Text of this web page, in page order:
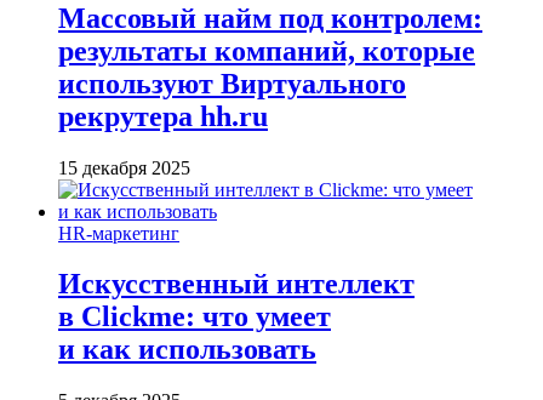
Массовый найм под контролем:
результаты компаний, которые
используют Виртуального
рекрутера hh.ru
15 декабря 2025
HR-маркетинг
Искусственный интеллект
в Clickme: что умеет
и как использовать